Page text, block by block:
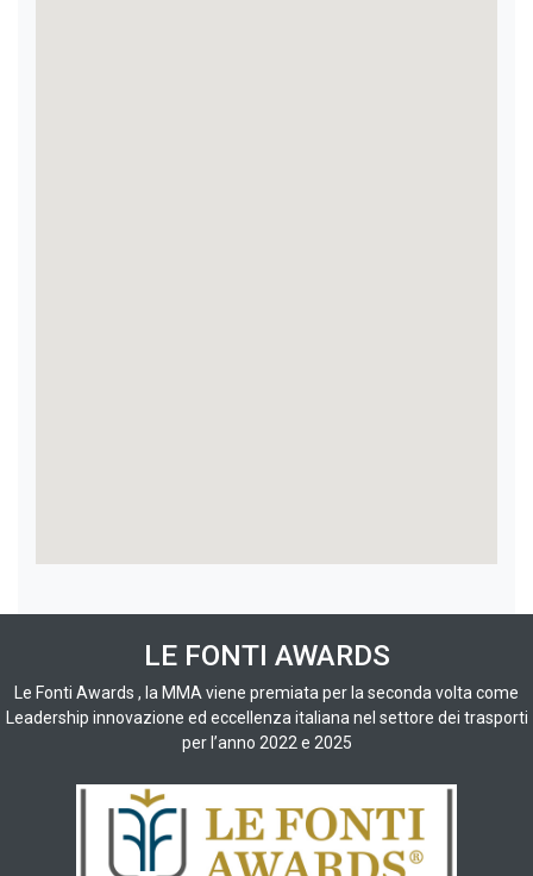
LE FONTI AWARDS
Le Fonti Awards , la MMA viene premiata per la seconda volta come
Leadership innovazione ed eccellenza italiana nel settore dei trasporti
per l’anno 2022 e 2025